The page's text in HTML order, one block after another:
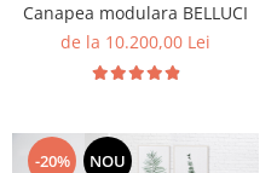
Canapea modulara BELLUCI
de la 10.200,00 Lei
-20% NOU